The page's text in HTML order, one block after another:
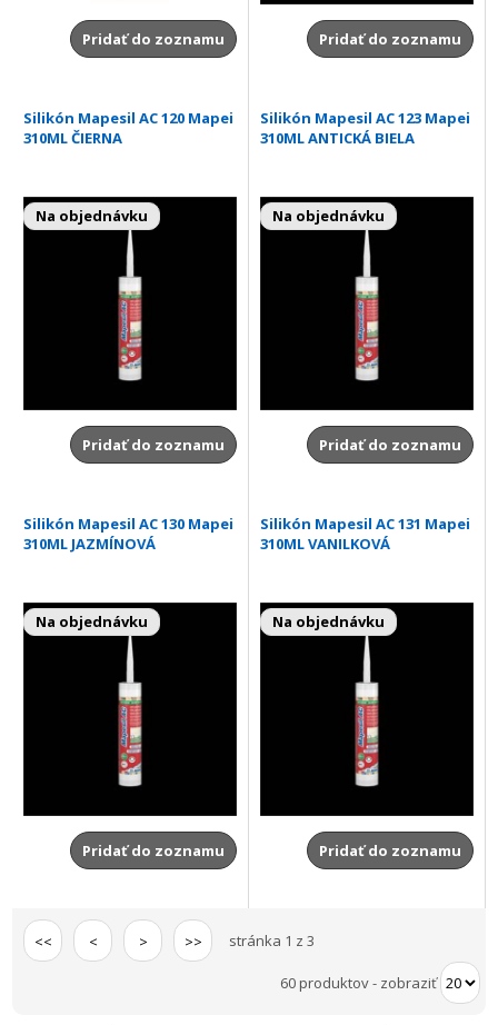
Pridať do zoznamu Pridať do zoznamu
Silikón Mapesil AC 120 Mapei
310ML ČIERNA
Na objednávku
Pridať do zoznamu
Silikón Mapesil AC 123 Mapei
310ML ANTICKÁ BIELA
Na objednávku
Pridať do zoznamu
Silikón Mapesil AC 130 Mapei
310ML JAZMÍNOVÁ
Na objednávku
Pridať do zoznamu
Silikón Mapesil AC 131 Mapei
310ML VANILKOVÁ
Na objednávku
Pridať do zoznamu
<< < > >> stránka 1 z 3
60 produktov- zobraziť